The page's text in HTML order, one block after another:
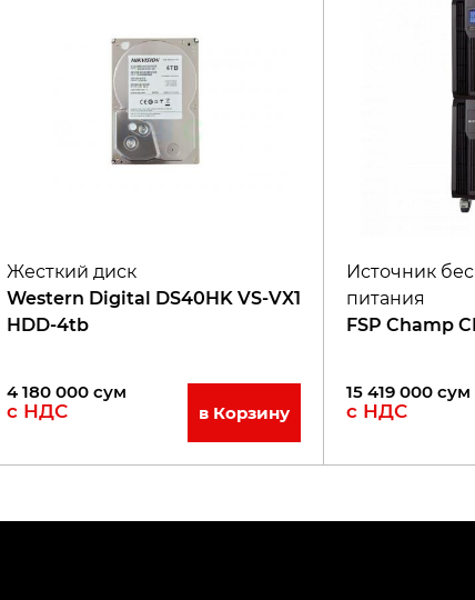
Жесткий диск
Western Digital DS40HK VS-VX1
HDD-4tb
4 180 000 сум
с НДС в Корзину
Источник
питания
FSP Champ
15 419 000 сум
с НДС